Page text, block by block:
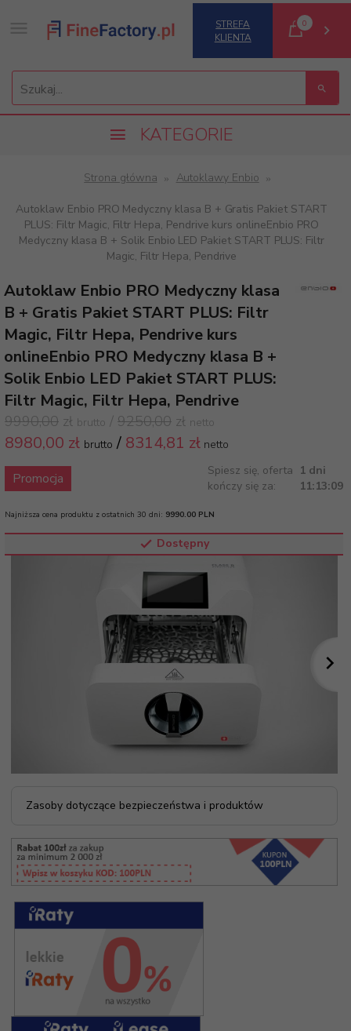
Szukaj...
STREFA
KLIENTA
0
KATEGORIE
Strona główna Autoklawy Enbio
Autoklaw Enbio PRO Medyczny klasa B + Gratis Pakiet START
PLUS: Filtr Magic, Filtr Hepa, Pendrive kurs onlineEnbio PRO
Medyczny klasa B + Solik Enbio LED Pakiet START PLUS: Filtr
Magic, Filtr Hepa, Pendrive
Autoklaw Enbio PRO Medyczny klasa
B + Gratis Pakiet START PLUS: Filtr
Magic, Filtr Hepa, Pendrive kurs
onlineEnbio PRO Medyczny klasa B +
Solik Enbio LED Pakiet START PLUS:
Filtr Magic, Filtr Hepa, Pendrive
9990,00 zł brutto / 9250,00 zł netto
8980,00 zł brutto / 8314,81 zł netto
Promocja
Spiesz się, oferta
kończy się za:
1 dni
11:13:08
Najniższa cena produktu z ostatnich 30 dni: 9990.00 PLN
Dostępny
Zasoby dotyczące bezpieczeństwa i produktów